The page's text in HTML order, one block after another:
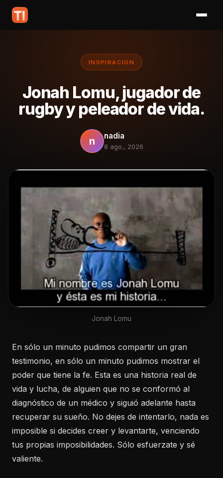
INSPIRACIÓN
Jonah Lomu, jugador de
rugby y peleador de vida.
n nadia
8 ago., 2026
Jonah Lomu
En sólo un minuto pudimos compartir un gran
testimonio, en sólo un minuto pudimos mostrar el
poder que tiene la fe. Esta es una historia real de
vida y lucha, de alguien que no se conformó al
diagnóstico de un médico y siguió adelante hasta
recuperar su sueño. No dejes de intentarlo, nada es
imposible si decides creer y levantarte, venciendo
tus propias imposibilidades. Sólo esfuerzate y sé
valiente.